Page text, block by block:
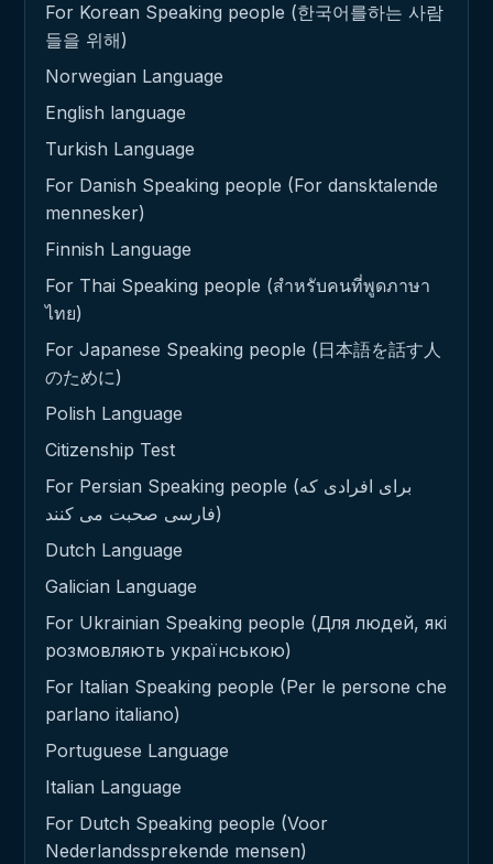
For Korean Speaking people (한국어를하는 사람
들을 위해)
Norwegian Language
English language
Turkish Language
For Danish Speaking people (For dansktalende
mennesker)
Finnish Language
For Thai Speaking people (สำหรับคนที่พูดภาษา
ไทย)
For Japanese Speaking people (日本語を話す人
のために)
Polish Language
Citizenship Test
For Persian Speaking people (برای افرادی که
فارسی صحبت می کنند)
Dutch Language
Galician Language
For Ukrainian Speaking people (Для людей, які
розмовляють українською)
For Italian Speaking people (Per le persone che
parlano italiano)
Portuguese Language
Italian Language
For Dutch Speaking people (Voor
Nederlandssprekende mensen)